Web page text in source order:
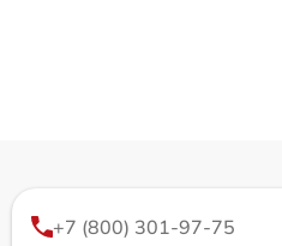
+7 (800) 301-97-75